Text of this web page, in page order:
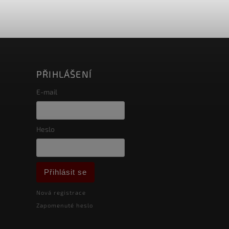
PŘIHLÁŠENÍ
E-mail
Heslo
Přihlásit se
Nová registrace
Zapomenuté heslo